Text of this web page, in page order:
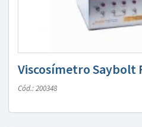
Viscosímetro Saybolt
Cód.: 200348